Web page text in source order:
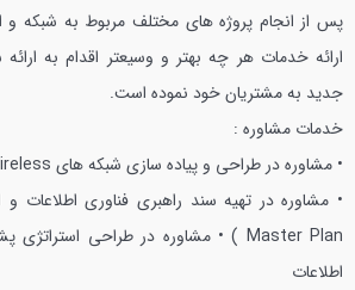
پس از انجام پروژه های مختلف مربوط به شبکه و
ارائه خدمات هر چه بهتر و وسیعتر اقدام به
جدید به مشتریان خود نموده است.
خدمات مشاوره :
• مشاوره در طراحی و پیاده سازی شبکه های LAN , WAN , Wireless
Master Plan ) • مشاوره در طراحی استراتژی
اطلاعات